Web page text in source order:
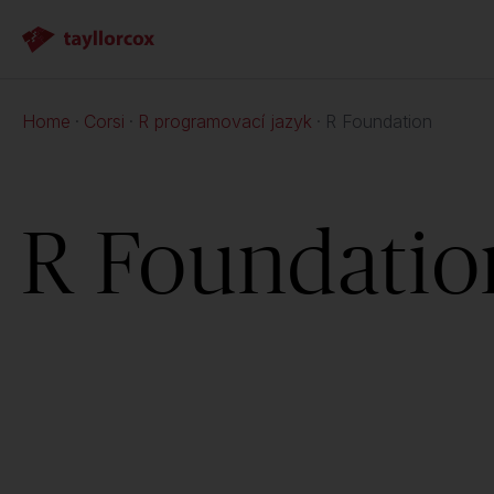
Home Corsi R programovací jazyk R Foundation
R